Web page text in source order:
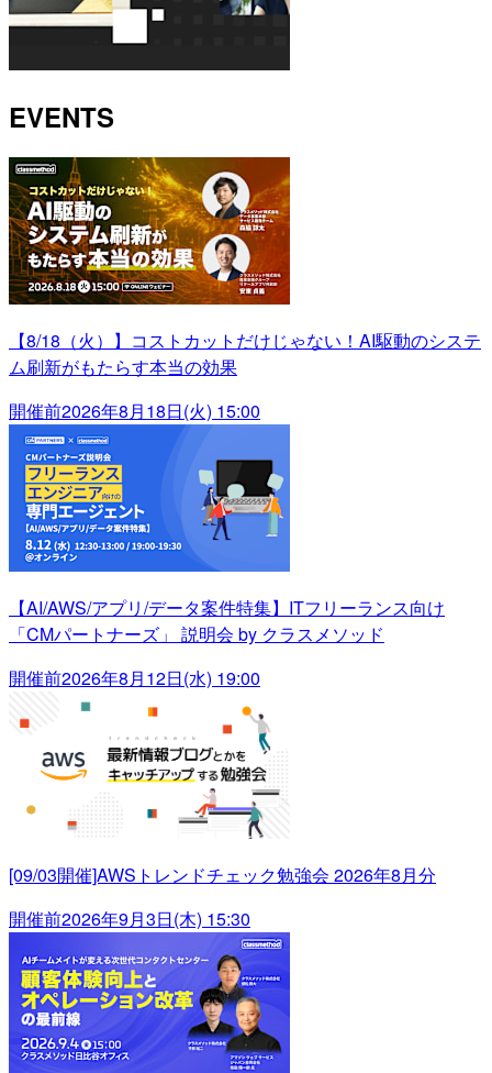
EVENTS
【8/18（火）】コストカットだけじゃない！AI駆動のシステ
ム刷新がもたらす本当の効果
開催前2026年8月18日(火) 15:00
【AI/AWS/アプリ/データ案件特集】ITフリーランス向け
「CMパートナーズ」 説明会 by クラスメソッド
開催前2026年8月12日(水) 19:00
[09/03開催]AWSトレンドチェック勉強会 2026年8月分
開催前2026年9月3日(木) 15:30